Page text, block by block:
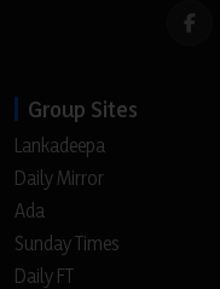
Group Sites
Lankadeepa
Daily Mirror
Ada
Sunday Times
Daily FT